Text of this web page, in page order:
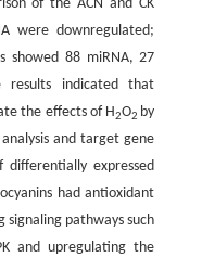
of the ACN and CK
were downregulated;
showed 88 miRNA, 27
results indicated that
the effects of H2O2 by
and target gene
differentially expressed
had antioxidant
pathways such
and upregulating the